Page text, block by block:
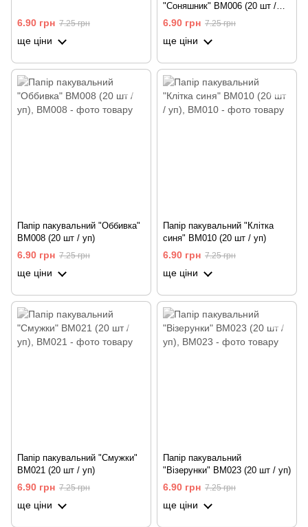
6.90 грн 7.25 грн
ще ціни
"Соняшник" BM006 (20 шт /
уп)
6.90 грн 7.25 грн
ще ціни
Папір пакувальний "Оббивка"
BM008 (20 шт / уп)
6.90 грн 7.25 грн
ще ціни
Папір пакувальний "Клітка
синя" BM010 (20 шт / уп)
6.90 грн 7.25 грн
ще ціни
Папір пакувальний "Смужки"
BM021 (20 шт / уп)
6.90 грн 7.25 грн
ще ціни
Папір пакувальний
"Візерунки" BM023 (20 шт / уп)
6.90 грн 7.25 грн
ще ціни